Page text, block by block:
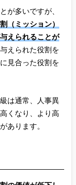
が多いですが、
（ミッション）
えられることが
えられた役割を
見合った役割を
は通常、人事異
くなり、より高
あります。